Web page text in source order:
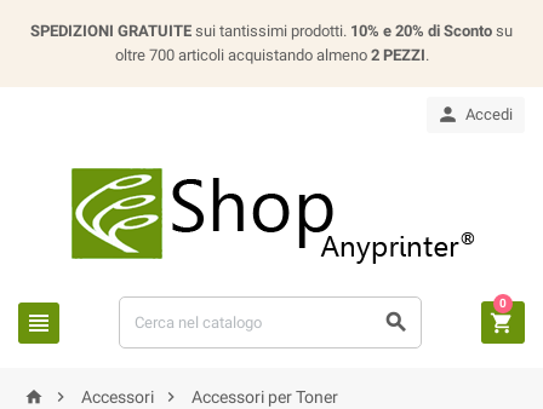
SPEDIZIONI GRATUITE sui tantissimi prodotti. 10% e 20% di Sconto su
oltre 700 articoli acquistando almeno 2 PEZZI.
 Accedi
  
0
  Accessori  Accessori per Toner